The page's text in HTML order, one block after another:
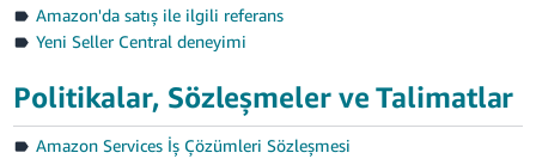
Türk
Türk
- TR
Amazon'da satış ile ilgili referans
Yeni Seller Central deneyimi
Politikalar, Sözleşmeler ve Talimatlar
Amazon Services İş Çözümleri Sözleşmesi